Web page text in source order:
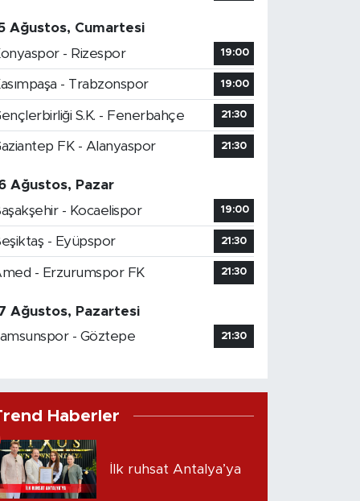
Ağustos, Cumartesi
- Rizespor
19:00
- Trabzonspor 19:00
S.K. - Fenerbahçe 21:30
FK - Alanyaspor 21:30
Ağustos, Pazar
- Kocaelispor
19:00
- Eyüpspor 21:30
- Erzurumspor FK 21:30
Ağustos, Pazartesi
- Göztepe
21:30
Haberler
İlk ruhsat Antalya’ya